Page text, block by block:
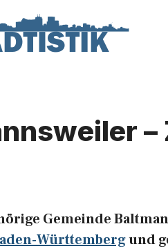
–
Gemeinde
Württembergund